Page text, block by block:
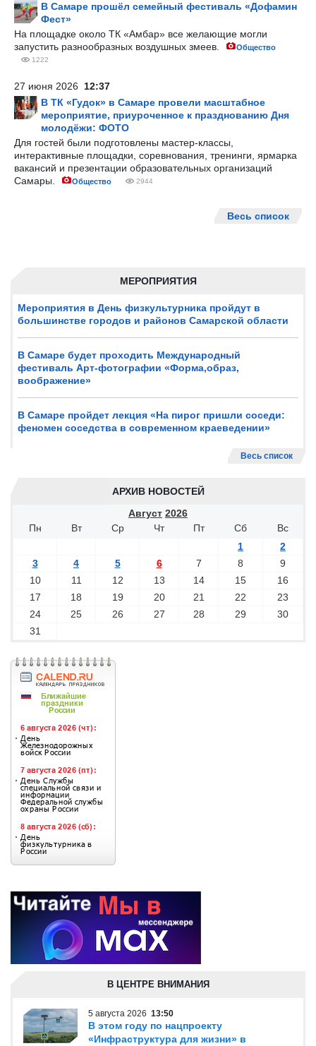
МЕРОПРИЯТИЯ
Мероприятия в День физкультурника пройдут в
большинстве городов и районов Самарской области
В Самаре будет проходить Международный
фестиваль Арт-фотографии «Форма,образ,
воображение»
В Самаре пройдет лекция «На пирог пришли соседи:
феномен соседства в современном краеведении»
Весь список
АРХИВ НОВОСТЕЙ
Август 2026
Пн
Вт Ср Чт Пт Сб
Вс
1
2
3
4 5 6 7 8
9
10
11 12 13 14 15
16
17
18 19 20 21 22
23
24
25 26 27 28 29
30
31
В Самаре прошёл семейный фестиваль «Дофамин
Фест»
На площадке около ТК «Амбар» все желающие могли
запустить разнообразных воздушных змеев.
Общество
1222
27 июня 2026 12:37
В ТК «Гудок» в Самаре провели масштабное
мероприятие, приуроченное к празднованию Дня
молодёжи: ФОТО
Для гостей были подготовлены мастер-классы,
интерактивные площадки, соревнования, тренинги, ярмарка
вакансий и презентации образовательных организаций
Самары.
Общество 2944
Весь список
В ЦЕНТРЕ ВНИМАНИЯ
5 августа 2026 13:50
В этом году по нацпроекту
«Инфраструктура для жизни» в